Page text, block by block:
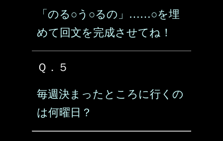
「のる○う○るの」……○を埋
めて回文を完成させてね！
Ｑ．５
毎週決まったところに行くの
は何曜日？